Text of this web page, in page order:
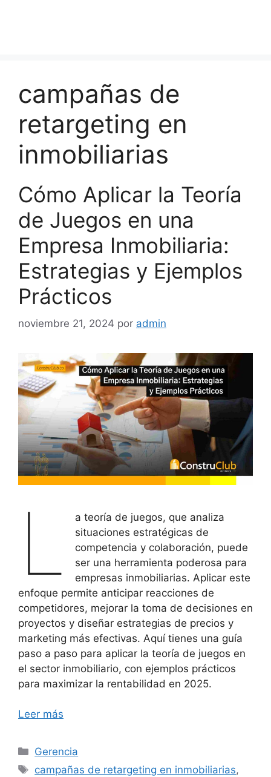
campañas de
retargeting en
inmobiliarias
Cómo Aplicar la Teoría
de Juegos en una
Empresa Inmobiliaria:
Estrategias y Ejemplos
Prácticos
noviembre 21, 2024 por admin
L
a teoría de juegos, que analiza
situaciones estratégicas de
competencia y colaboración, puede
ser una herramienta poderosa para
empresas inmobiliarias. Aplicar este
enfoque permite anticipar reacciones de
competidores, mejorar la toma de decisiones en
proyectos y diseñar estrategias de precios y
marketing más efectivas. Aquí tienes una guía
paso a paso para aplicar la teoría de juegos en
el sector inmobiliario, con ejemplos prácticos
para maximizar la rentabilidad en 2025.
Leer más
Categorías
Gerencia
Etiquetas
campañas de retargeting en inmobiliarias,